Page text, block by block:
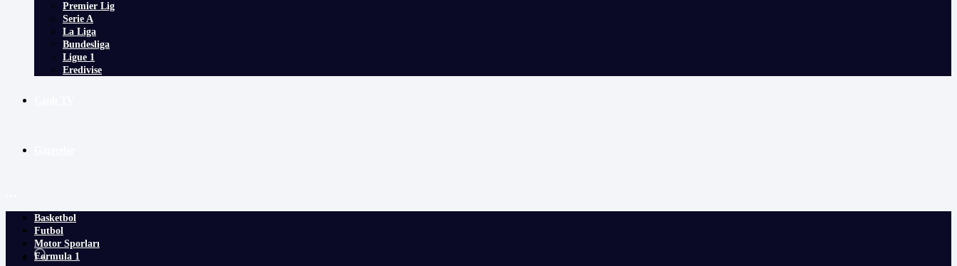
Premier Lig
Serie A
La Liga
Bundesliga
Ligue 1
Eredivise
Basketbol
Futbol
Motor Sporları
Formula 1